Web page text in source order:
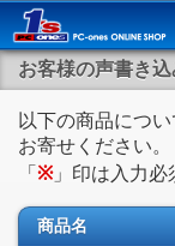
お客様の声書き込
以下の商品につ
お寄せください。
「 ※」印は入力必
商品名